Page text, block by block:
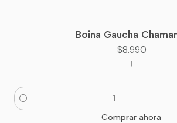
Boina Gaucha
$8.990
|
Cantidad
Comprar ahora